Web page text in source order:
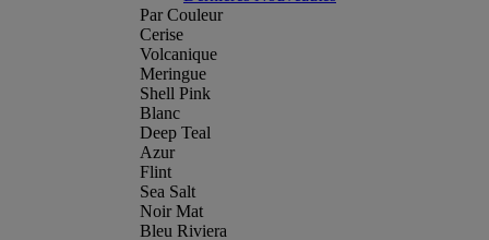
Par Couleur
Cerise
Volcanique
Meringue
Shell Pink
Blanc
Deep Teal
Azur
Flint
Sea Salt
Noir Mat
Bleu Riviera